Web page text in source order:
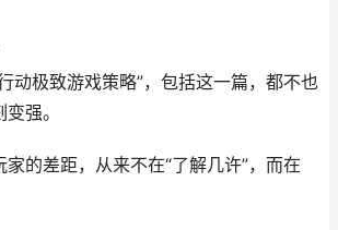
动极致游戏策略”，包括这一篇，都不也
强。
的差距，从来不在“了解几许”，而在